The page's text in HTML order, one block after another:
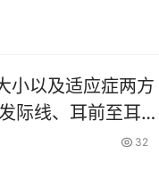
小以及适应症两方
际线、耳前至耳
比较适合55岁以32